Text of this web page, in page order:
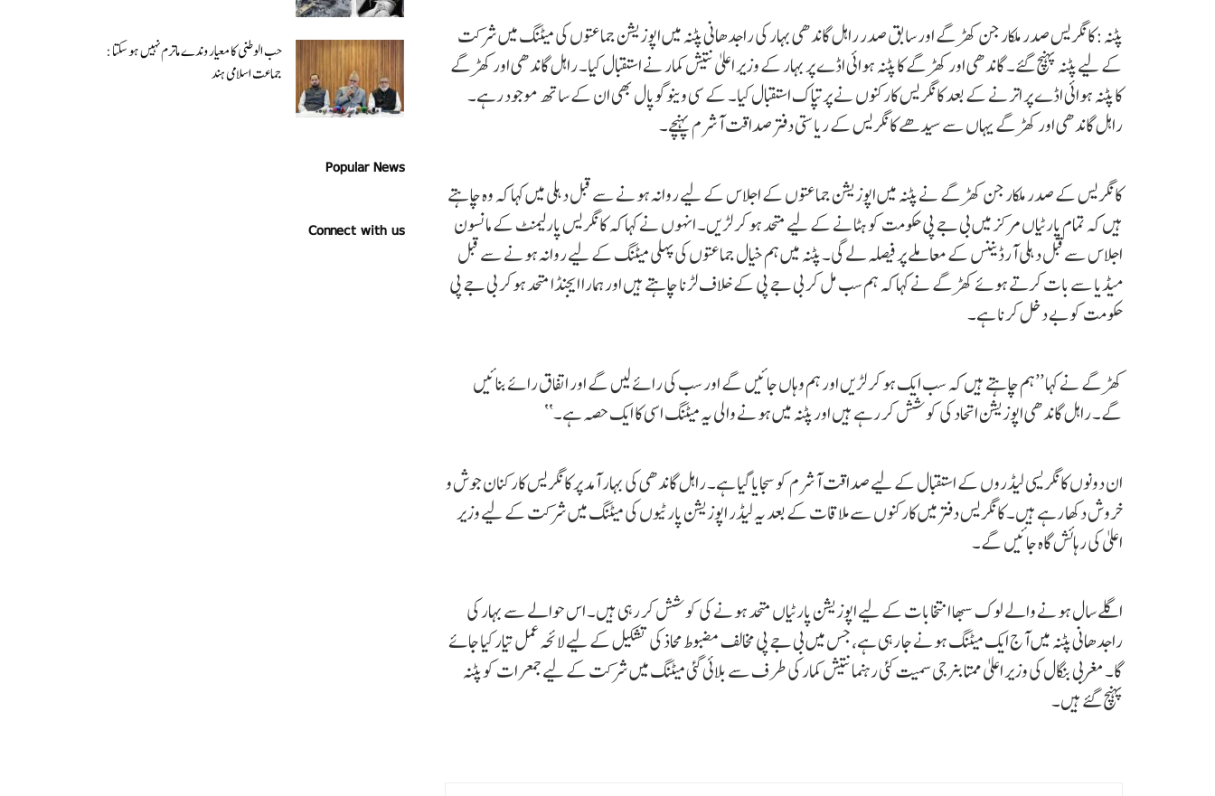
پٹنہ:کانگریس صدر ملکارجن کھڑگے اور سابق صدر راہل گاندھی بہار کی راجدھانی پٹنہ میں اپوزیشن جماعتوں کی میٹنگ میں شرکت
کے لیے پٹنہ پہنچ گئے۔ گاندھی اور کھڑگے کا پٹنہ ہوائی اڈے پر بہار کے وزیر اعلیٰ نتیش کمار نے استقبال کیا۔ راہل گاندھی اور کھڑگے
کا پٹنہ ہوائی اڈے پر اترنے کے بعد کانگریس کارکنوں نے پرتپاک استقبال کیا۔ کے سی وینوگوپال بھی ان کے ساتھ موجود رہے۔
راہل گاندھی اور کھڑگے یہاں سے سیدھے کانگریس کے ریاستی دفتر صداقت آشرم پہنچے۔
کانگریس کے صدر ملکارجن کھڑگے نے پٹنہ میں اپوزیشن جماعتوں کے اجلاس کے لیے روانہ ہونے سے قبل دہلی میں کہا کہ وہ چاہتے
ہیں کہ تمام پارٹیاں مرکز میں بی جے پی حکومت کو ہٹانے کے لیے متحد ہو کر لڑیں۔ انہوں نے کہا کہ کانگریس پارلیمنٹ کے مانسون
اجلاس سےقبل دہلی آرڈیننس کے معاملے پر فیصلہ لے گی۔ پٹنہ میں ہم خیال جماعتوں کی پہلی میٹنگ کے لیے روانہ ہونے سے قبل
میڈیا سے بات کرتے ہوئے کھڑگے نے کہا کہ ہم سب مل کر بی جے پی کے خلاف لڑنا چاہتے ہیں اور ہمارا ایجنڈا متحد ہوکر بی جے پی
حکومت کو بے دخل کرنا ہے۔
کھڑگے نے کہا ’’ہم چاہتے ہیں کہ سب ایک ہو کر لڑیں اور ہم وہاں جائیں گے اور سب کی رائے لیں گے اور اتفاق رائے بنائیں
گے۔ راہل گاندھی اپوزیشن اتحاد کی کوشش کر رہے ہیں اور پٹنہ میں ہونے والی یہ میٹنگ اسی کا ایک حصہ ہے۔‘‘
ان دونوں کانگریسی لیڈروں کے استقبال کے لیے صداقت آشرم کو سجایا گیا ہے۔ راہل گاندھی کی بہار آمد پر کانگریس کارکنان جوش و
خروش دکھا رہے ہیں۔ کانگریس دفتر میں کارکنوں سے ملاقات کے بعد یہ لیڈر اپوزیشن پارٹیوں کی میٹنگ میں شرکت کے لیے وزیر
اعلیٰ کی رہائش گاہ جائیں گے۔
اگلے سال ہونے والے لوک سبھا انتخابات کے لیے اپوزیشن پارٹیاں متحد ہونے کی کوشش کر رہی ہیں۔ اس حوالے سے بہار کی
راجدھانی پٹنہ میں آج ایک میٹنگ ہونے جا رہی ہے، جس میں بی جے پی مخالف مضبوط محاذ کی تشکیل کے لیے لائحہ عمل تیار کیا جائے
گا۔ مغربی بنگال کی وزیر اعلیٰ ممتا بنرجی سمیت کئی رہنما نتیش کمار کی طرف سے بلائی گئی میٹنگ میں شرکت کے لیے جمعرات کو پٹنہ
پہنچ گئے ہیں۔
حب الوطنی کا معیار وندے ماترم نہیں ہو سکتا :
جماعت اسلامی ہند
Popular News
Connect with us